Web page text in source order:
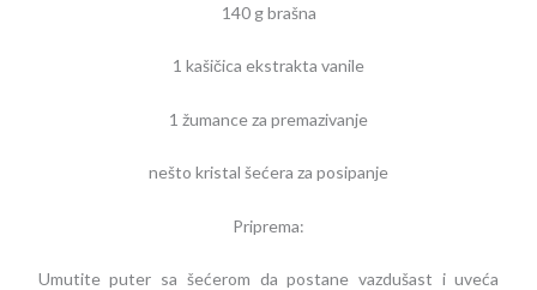
140 g brašna
1 kašičica ekstrakta vanile
1 žumance za premazivanje
nešto kristal šećera za posipanje
Priprema:
Umutite puter sa šećerom da postane vazdušast i uveća